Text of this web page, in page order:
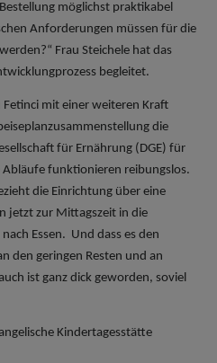
möglichst praktikabel
Anforderungen müssen für die
Frau Steichele hat das
begleitet.
mit einer weiteren Kraft
die
für Ernährung (DGE) für
funktionieren reibungslos.
die Einrichtung über eine
jetzt zur Mittagszeit in die
Essen. Und dass es den
den geringen Resten und an
ist ganz dick geworden, soviel
Kindertagesstätte